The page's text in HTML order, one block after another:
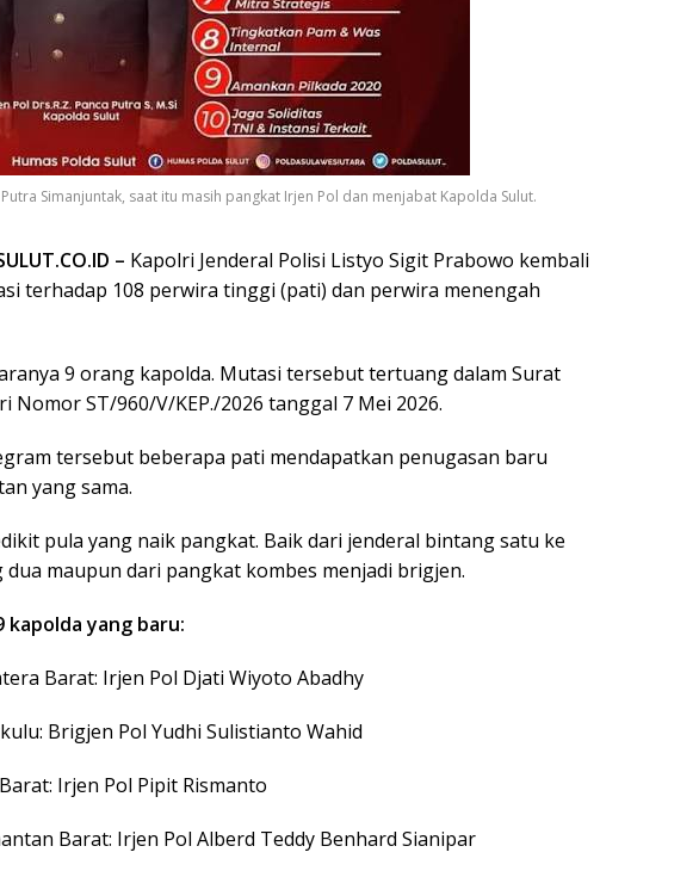
Simanjuntak, saat itu masih pangkat Irjen Pol dan menjabat Kapolda Sulut.
– Kapolri Jenderal Polisi Listyo Sigit Prabowo kembali
terhadap 108 perwira tinggi (pati) dan perwira menengah
9 orang kapolda. Mutasi tersebut tertuang dalam Surat
Nomor ST/960/V/KEP./2026 tanggal 7 Mei 2026.
tersebut beberapa pati mendapatkan penugasan baru
yang sama.
pula yang naik pangkat. Baik dari jenderal bintang satu ke
maupun dari pangkat kombes menjadi brigjen.
yang baru:
Barat: Irjen Pol Djati Wiyoto Abadhy
Brigjen Pol Yudhi Sulistianto Wahid
Irjen Pol Pipit Rismanto
Barat: Irjen Pol Alberd Teddy Benhard Sianipar